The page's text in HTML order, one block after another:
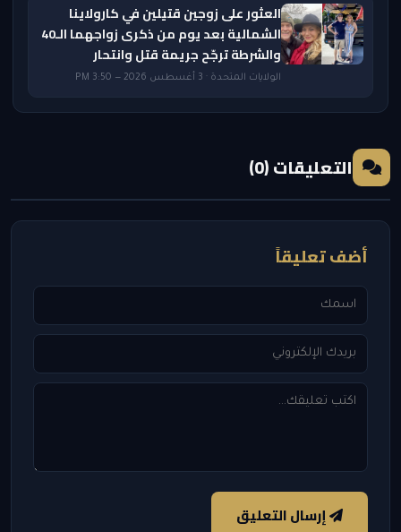
العثور على زوجين قتيلين في كارولاينا
الشمالية بعد يوم من ذكرى زواجهما الـ40
والشرطة ترجّح جريمة قتل وانتحار
الولايات المتحدة · 3 أغسطس 2026 — 3:50 PM
التعليقات (0)
أضف تعليقاً
إرسال التعليق